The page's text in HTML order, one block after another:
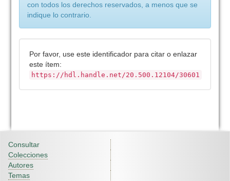
con todos los derechos reservados, a menos que se
indique lo contrario.
Por favor, use este identificador para citar o enlazar
este ítem:
https://hdl.handle.net/20.500.12104/30601
Consultar
Colecciones
Autores
Temas